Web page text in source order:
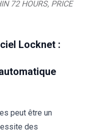
72 HOURS, PRICE
Locknet :
peut être un
des